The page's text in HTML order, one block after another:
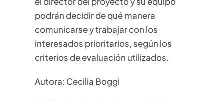
podrán decidir de qué manera
comunicarse y trabajar con los
interesados prioritarios, según los
criterios de evaluación utilizados.
Autora: Cecilia Boggi